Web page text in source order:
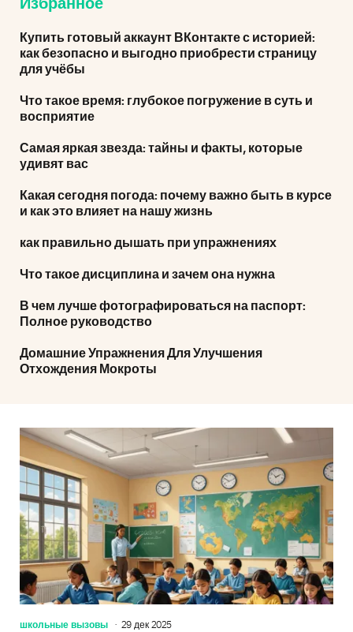
Избранное
Купить готовый аккаунт ВКонтакте с историей:
как безопасно и выгодно приобрести страницу
для учёбы
Что такое время: глубокое погружение в суть и
восприятие
Самая яркая звезда: тайны и факты, которые
удивят вас
Какая сегодня погода: почему важно быть в курсе
и как это влияет на нашу жизнь
как правильно дышать при упражнениях
Что такое дисциплина и зачем она нужна
В чем лучше фотографироваться на паспорт:
Полное руководство
Домашние Упражнения Для Улучшения
Отхождения Мокроты
школьные вызовы 29 дек 2025